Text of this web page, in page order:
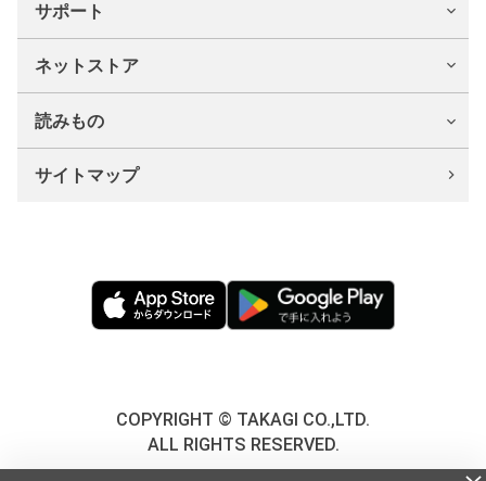
サポート
ネットストア
読みもの
サイトマップ
COPYRIGHT © TAKAGI CO.,LTD.
ALL RIGHTS RESERVED.